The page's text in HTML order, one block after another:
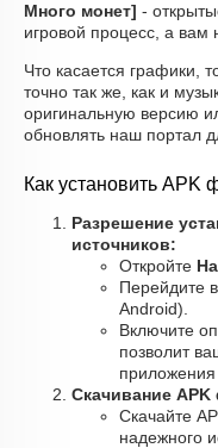
Много монет] -
игровой процесс, а вам
Что касается графики,
точно так же, как и
оригинальную версию
обновлять наш портал
Как установить APK
Разрешение
источников:
Откройте
Перейдите в
Android).
Включите
позволит
приложения
Скачивание
Скачайте
надежного